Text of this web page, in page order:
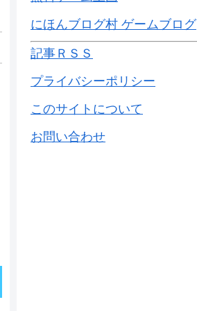
にほんブログ村 ゲームブログ
記事ＲＳＳ
プライバシーポリシー
このサイトについて
お問い合わせ